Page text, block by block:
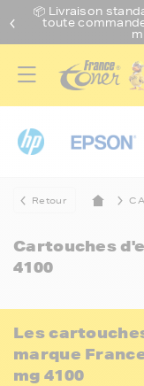
📦 Livraison
toute
Retour
Cartouches
4100
Les
marque
mg 4100